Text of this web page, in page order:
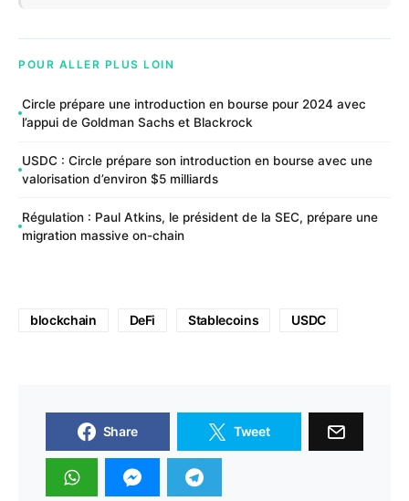
POUR ALLER PLUS LOIN
Circle prépare une introduction en bourse pour 2024 avec
l’appui de Goldman Sachs et Blackrock
USDC : Circle prépare son introduction en bourse avec une
valorisation d’environ $5 milliards
Régulation : Paul Atkins, le président de la SEC, prépare une
migration massive on-chain
blockchain DeFi Stablecoins USDC
Share Tweet